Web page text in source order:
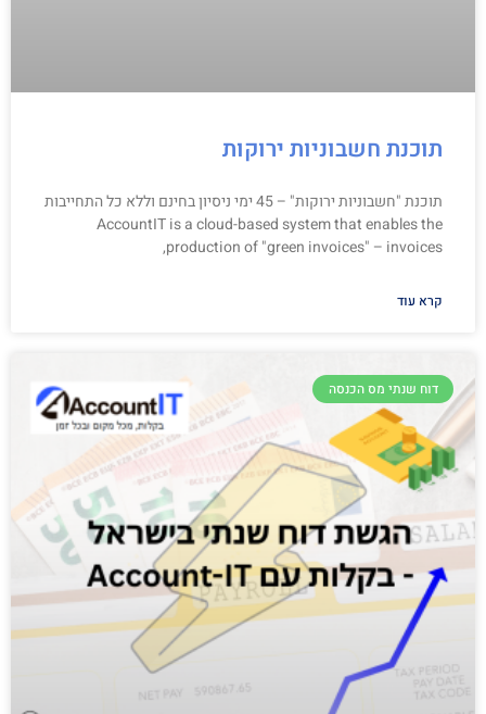
תוכנת חשבוניות ירוקות
תוכנת "חשבוניות ירוקות" – 45 ימי ניסיון בחינם וללא כל התחייבות
AccountIT is a cloud-based system that enables the
production of "green invoices" – invoices,
קרא עוד
דוח שנתי מס הכנסה